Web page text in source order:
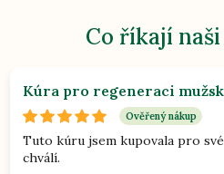
Co říkají
Kúra pro regeneraci
Ověřený nákup
Tuto kúru jsem kupovala pro
chválí.